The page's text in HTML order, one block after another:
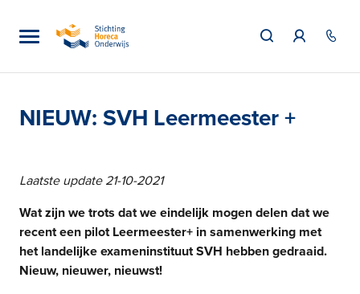
NIEUW: SVH Leermeester +
Laatste update 21-10-2021
Wat zijn we trots dat we eindelijk mogen delen dat we
recent een pilot Leermeester+ in samenwerking met
het landelijke exameninstituut SVH hebben gedraaid.
Nieuw, nieuwer, nieuwst!